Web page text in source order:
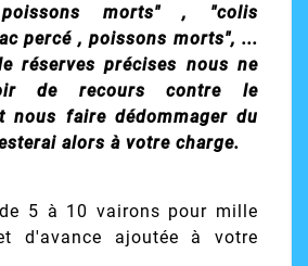
morts" , "colis
percé , poissons morts", ...
réserves précises nous ne
de recours contre le
nous faire dédommager du
alors à votre charge.
5 à 10 vairons pour mille
d'avance ajoutée à votre